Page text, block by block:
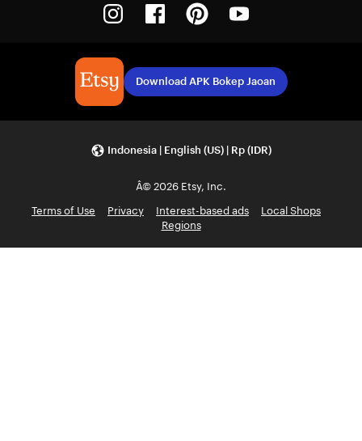
InstagramFacebookPinterest
Download APK Bokep Jaoan
Indonesia | English (US) | Rp (IDR)
Â© 2026 Etsy, Inc.
Terms of Use
Privacy Interest-based ads
Local Shops
Regions